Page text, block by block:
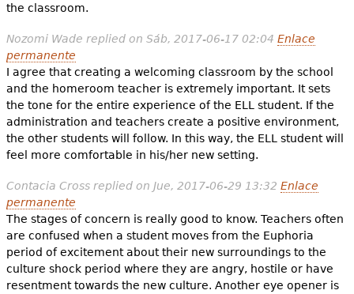
the classroom.
Nozomi Wade replied on Sáb, 2017-06-17 02:04 Enlace
permanente
I agree that creating a welcoming classroom by the school
and the homeroom teacher is extremely important. It sets
the tone for the entire experience of the ELL student. If the
administration and teachers create a positive environment,
the other students will follow. In this way, the ELL student will
feel more comfortable in his/her new setting.
Contacia Crossreplied on Jue, 2017-06-29 13:32 Enlace
permanente
The stages of concern is really good to know. Teachers often
are confused when a student moves from the Euphoria
period of excitement about their new surroundings to the
culture shock period where they are angry, hostile or have
resentment towards the new culture. Another eye opener is